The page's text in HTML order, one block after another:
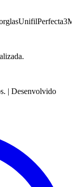
UnifilPerfecta
| Desenvolvido